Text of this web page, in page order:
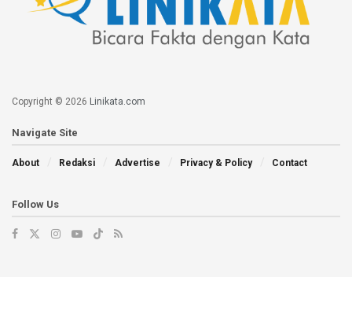
Copyright © 2026 Linikata.com
Navigate Site
About Redaksi Advertise Privacy & Policy Contact
Follow Us